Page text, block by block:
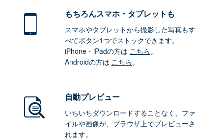
もちろんスマホ・タブレットも
スマホやタブレットから撮影した写真もす
べてボタン1つでストックできます。
iPhone・iPadの方は こちら。
Androidの方は こちら。
自動プレビュー
いちいちダウンロードすることなく、ファ
イルや画像が、ブラウザ上でプレビューさ
れます。